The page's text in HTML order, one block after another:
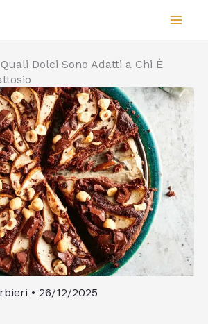
Quali Dolci Sono Adatti a Chi È
• 26/12/2025